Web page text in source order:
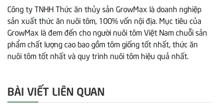
Công ty TNHH Thức ăn thủy sản GrowMax là doanh nghiệp
sản xuất thức ăn nuôi tôm, 100% vốn nội địa. Mục tiêu của
GrowMax là đem đến cho người nuôi tôm Việt Nam chuỗi sản
phẩm chất lượng cao bao gồm tôm giống tốt nhất, thức ăn
nuôi tôm tốt nhất và quy trình nuôi tôm hiệu quả nhất.
BÀI VIẾT LIÊN QUAN